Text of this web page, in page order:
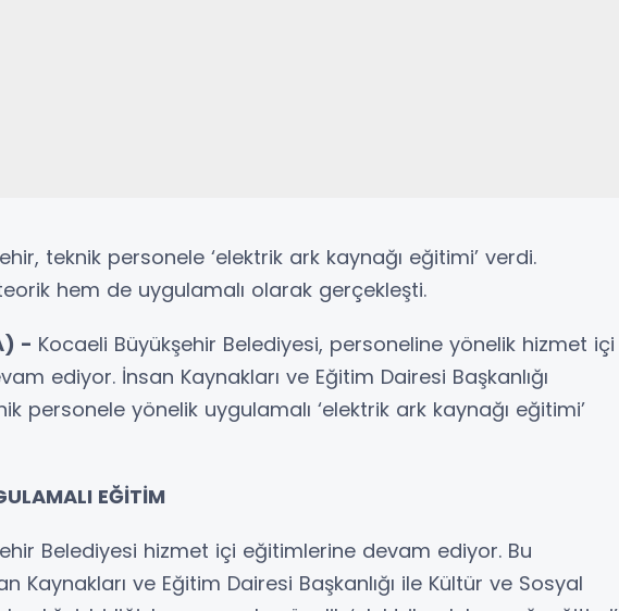
teknik personele ‘elektrik ark kaynağı eğitimi’ verdi.
hem de uygulamalı olarak gerçekleşti.
- Kocaeli Büyükşehir Belediyesi, personeline yönelik hizmet içi
ediyor. İnsan Kaynakları ve Eğitim Dairesi Başkanlığı
personele yönelik uygulamalı ‘elektrik ark kaynağı eğitimi’
EĞİTİM
Belediyesi hizmet içi eğitimlerine devam ediyor. Bu
Kaynakları ve Eğitim Dairesi Başkanlığı ile Kültür ve Sosyal